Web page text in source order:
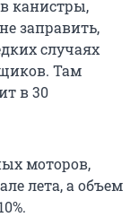
канистры,
заправить,
случаях
Там
в 30
моторов,
лета, а объем